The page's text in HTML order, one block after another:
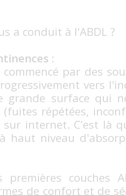
a conduit à l'ABDL ?
:
par des
vers
grande surface qui
répétées,
internet. C’est là
haut niveau
premières couches
de confort et de